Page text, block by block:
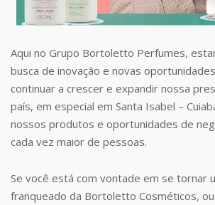
Aqui no Grupo Bortoletto Perfumes,
busca de inovação e novas
continuar a crescer e expandir nossa
país, em especial em Santa Isabel –
nossos produtos e oportunidades de
cada vez maior de pessoas.
Se você está com vontade em se tornar
franqueado da Bortoletto Cosméticos,